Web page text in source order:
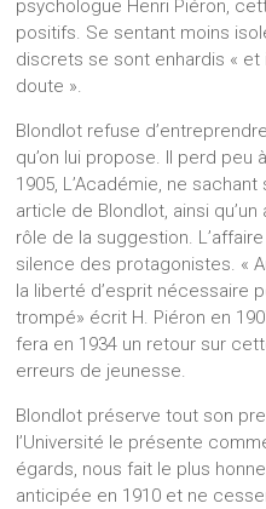
psychologue Henri Piéron,
positifs. Se sentant moins
discrets se sont enhardis « et
doute ».
Blondlot refuse
qu’on lui propose. Il perd peu
1905, L’Académie, ne
article de Blondlot, ainsi
rôle de la suggestion.
silence des protagonistes. «
la liberté d’esprit nécessaire
trompé» écrit H. Piéron en
fera en 1934 un retour sur
erreurs de jeunesse.
Blondlot préserve tout son
l’Université le présente
égards, nous fait le plus
anticipée en 1910 et ne